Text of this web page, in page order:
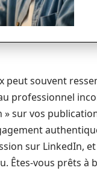
peut souvent
professionnel
sur vos
sur LinkedIn,
vous prêts à